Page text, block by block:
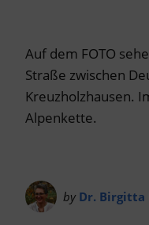
Auf dem FOTO
Straße zwischen
Kreuzholzhausen.
Alpenkette.
by Dr. Birgitta